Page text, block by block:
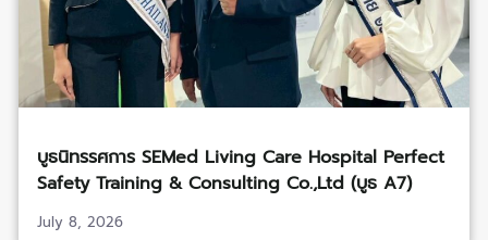
บูธนิทรรศการ SEMed Living Care Hospital Perfect
Safety Training & Consulting Co.,Ltd (บูธ A7)
July 8, 2026